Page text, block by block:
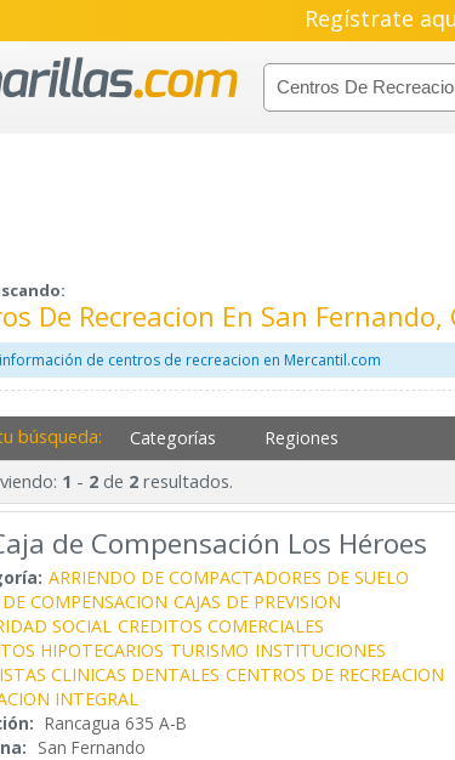
Regístrate
De Recreacion En San Fernando,
de centros de recreacion en Mercantil.com
búsqueda: Categorías Regiones
1 - 2de 2resultados.
de Compensación Los Héroes
ARRIENDO DE COMPACTADORES DE SUELO
DE COMPENSACION CAJAS DE PREVISION
SOCIAL CREDITOS COMERCIALES
HIPOTECARIOS TURISMO INSTITUCIONES
CLINICAS DENTALES CENTROS DE RECREACION
INTEGRAL
Rancagua 635 A-B
San Fernando